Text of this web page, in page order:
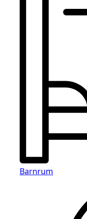
Barnrum